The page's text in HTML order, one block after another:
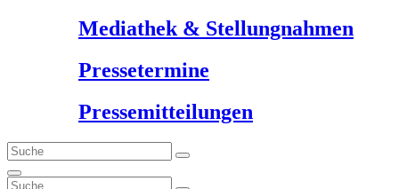
Mediathek & Stellungnahmen
Pressetermine
Pressemitteilungen